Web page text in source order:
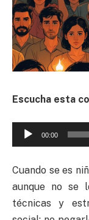
Escucha esta
Reproductor
de
00:00
Cuando se es
aunque no se
técnicas y